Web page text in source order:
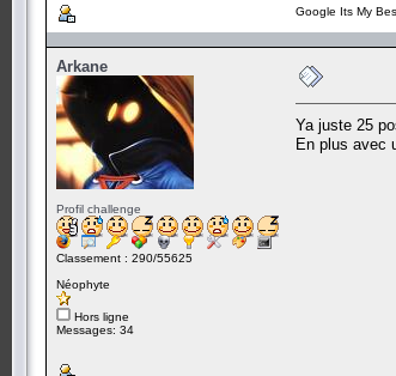
Google Its My
Arkane
Profil challenge
Classement : 290/55625
Néophyte
Hors ligne
Messages: 34
Ya juste 25
En plus avec